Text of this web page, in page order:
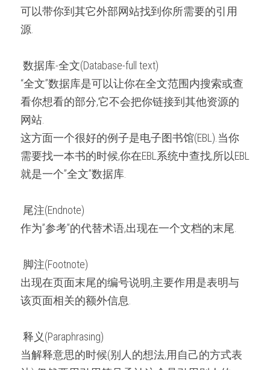
可以带你到其它外部网站找到你所需要的引用
源.
数据库-全文(Database-full text)
“全文”数据库是可以让你在全文范围内搜索或查
看你想看的部分,它不会把你链接到其他资源的
网站.
这方面一个很好的例子是电子图书馆(EBL).当你
需要找一本书的时候,你在EBL系统中查找,所以EBL
就是一个”全文”数据库.
尾注(Endnote)
作为”参考”的代替术语,出现在一个文档的末尾.
脚注(Footnote)
出现在页面末尾的编号说明,主要作用是表明与
该页面相关的额外信息.
释义(Paraphrasing)
当解释意思的时候(别人的想法,用自己的方式表